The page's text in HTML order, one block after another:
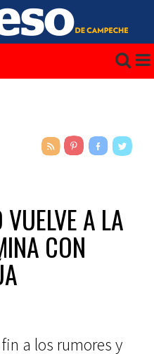
A LA
CON
a los rumores y